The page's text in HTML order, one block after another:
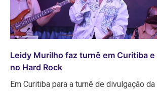
Leidy Murilho faz turnê em Curitiba
no Hard Rock
Em Curitiba para a turnê de divulgação